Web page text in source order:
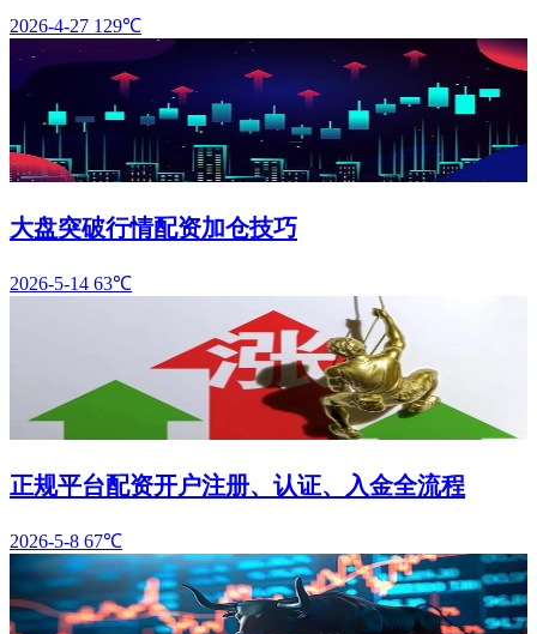
2026-4-27 129℃
大盘突破行情配资加仓技巧
2026-5-14 63℃
正规平台配资开户注册、认证、入金全流程
2026-5-8 67℃